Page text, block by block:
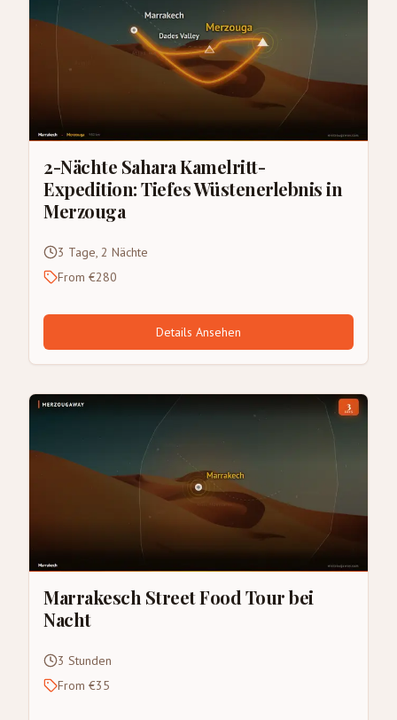
2-Nächte Sahara Kamelritt-
Expedition: Tiefes Wüstenerlebnis in
Merzouga
3 Tage, 2 Nächte
From €280
Details Ansehen
Marrakesch Street Food Tour bei
Nacht
3 Stunden
From €35